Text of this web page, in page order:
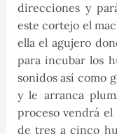
direcciones y
este cortejo el
ella el agujero
para incubar los
sonidos así como
y le arranca
proceso vendrá
de tres a cinco